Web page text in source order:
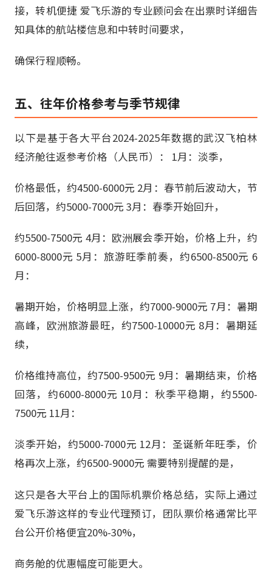
接，转机便捷 爱飞乐游的专业顾问会在出票时详细告
知具体的航站楼信息和中转时间要求，
确保行程顺畅。
五、往年价格参考与季节规律
以下是基于各大平台2024-2025年数据的武汉飞柏林
经济舱往返参考价格（人民币）： 1月：淡季，
价格最低，约4500-6000元 2月：春节前后波动大，节
后回落，约5000-7000元 3月：春季开始回升，
约5500-7500元 4月：欧洲展会季开始，价格上升，约
6000-8000元 5月：旅游旺季前奏，约6500-8500元 6
月：
暑期开始，价格明显上涨，约7000-9000元 7月：暑期
高峰，欧洲旅游最旺，约7500-10000元 8月：暑期延
续，
价格维持高位，约7500-9500元 9月：暑期结束，价格
回落，约6000-8000元 10月：秋季平稳期，约5500-
7500元 11月：
淡季开始，约5000-7000元 12月：圣诞新年旺季，价
格再次上涨，约6500-9000元 需要特别提醒的是，
这只是各大平台上的国际机票价格总结，实际上通过
爱飞乐游这样的专业代理预订，团队票价格通常比平
台公开价格便宜20%-30%，
商务舱的优惠幅度可能更大。